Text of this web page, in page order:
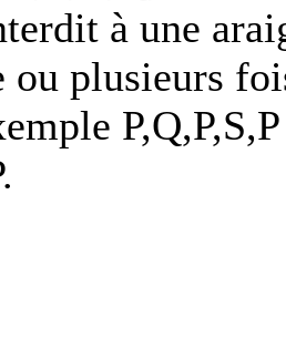
à une
ou plusieurs